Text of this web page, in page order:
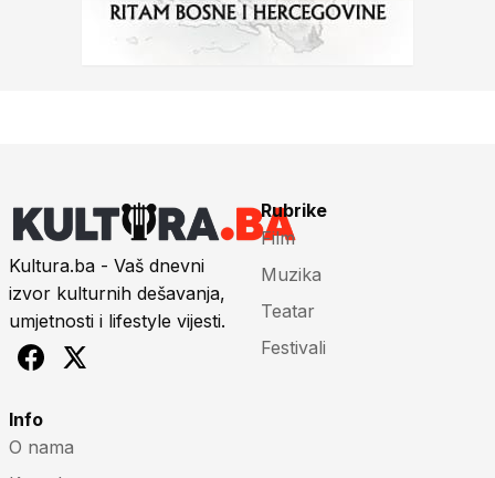
Kultura.ba - Vaš dnevni
izvor kulturnih dešavanja,
umjetnosti i lifestyle vijesti.
Rubrike
Film
Muzika
Teatar
Festivali
Info
O nama